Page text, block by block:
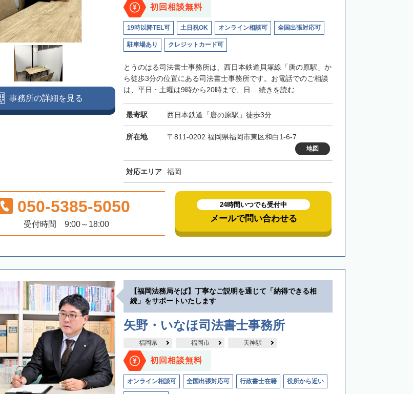
初回相談無料
19時以降TEL可 土日祝OK オンライン相談可 全国出張対応可
駐車場あり クレジットカード可
とうのはる司法書士事務所は、西日本鉄道貝塚線「唐の原駅」か
ら徒歩3分の位置にある司法書士事務所です。お電話でのご相談
は、平日・土曜は9時から20時まで、日... 続きを読む
最寄駅 西日本鉄道「唐の原駅」徒歩3分
所在地 〒811-0202 福岡県福岡市東区和白1-6-7
地図
対応エリア 福岡
事務所の詳細を見る
050-5385-5050
受付時間 9:00～18:00
24時間いつでも受付中
メールで問い合わせる
【福岡法務局そば】丁寧なご説明を通じて「納得できる相
続」をサポートいたします
矢野・いなほ司法書士事務所
福岡県 福岡市 天神駅
初回相談無料
オンライン相談可 全国出張対応可 行政書士在籍 役所から近い